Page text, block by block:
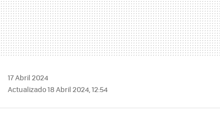
17 Abril 2024
Actualizado 18 Abril 2024, 12:54